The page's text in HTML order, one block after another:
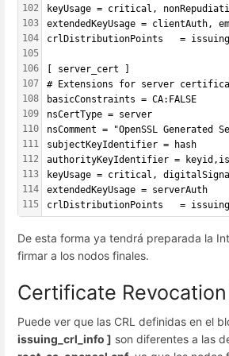
102
103
104
105
106
107
108
109
110
111
112
113
114
115
keyUsage = critical,
extendedKeyUsage = clientAuth,
crlDistributionPoints 	=
[ server_cert ]
# Extensions for server
basicConstraints = CA:FALSE
nsCertType = server
nsComment = "OpenSSL
subjectKeyIdentifier = hash
authorityKeyIdentifier =
keyUsage = critical,
extendedKeyUsage = serverAuth
crlDistributionPoints 	=
De esta forma ya tendrá preparada la
firmar a los nodos finales.
Certificate Revocation
Puede ver que las CRL definidas en el
issuing_crl_info ] son diferentes a las